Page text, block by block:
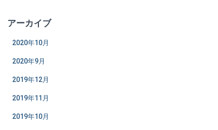
アーカイブ
2020年10月
2020年9月
2019年12月
2019年11月
2019年10月